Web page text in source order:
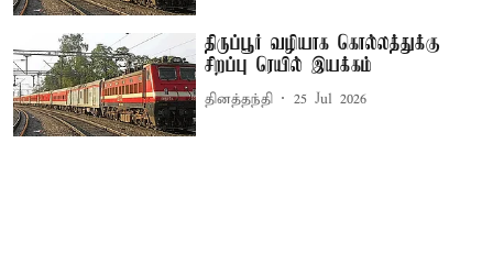
திருப்பூர் வழியாக கொல்லத்துக்கு
சிறப்பு ரெயில் இயக்கம்
தினத்தந்தி 25 Jul 2026